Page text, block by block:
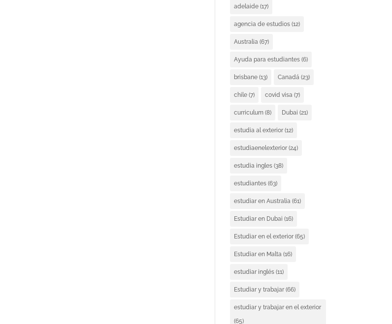
adelaide (17)
agencia de estudios (12)
Australia (67)
Ayuda para estudiantes (6)
brisbane (13) Canadá (23)
chile (7) covid visa (7)
curriculum (8) Dubai (21)
estudia al exterior (12)
estudiaenelexterior (24)
estudia ingles (38)
estudiantes (63)
estudiar en Australia (61)
Estudiar en Dubai (16)
Estudiar en el exterior (65)
Estudiar en Malta (16)
estudiar inglés (11)
Estudiar y trabajar (66)
estudiar y trabajar en el exterior
(65)